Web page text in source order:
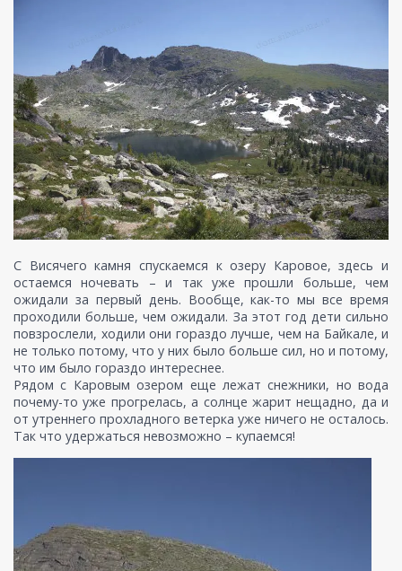
С Висячего камня спускаемся к озеру Каровое, здесь и
остаемся ночевать – и так уже прошли больше, чем
ожидали за первый день. Вообще, как-то мы все время
проходили больше, чем ожидали. За этот год дети сильно
повзрослели, ходили они гораздо лучше, чем на Байкале, и
не только потому, что у них было больше сил, но и потому,
что им было гораздо интереснее.
Рядом с Каровым озером еще лежат снежники, но вода
почему-то уже прогрелась, а солнце жарит нещадно, да и
от утреннего прохладного ветерка уже ничего не осталось.
Так что удержаться невозможно – купаемся!